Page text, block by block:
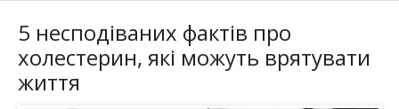
5 несподіваних фактів про
холестерин, які можуть врятувати
життя